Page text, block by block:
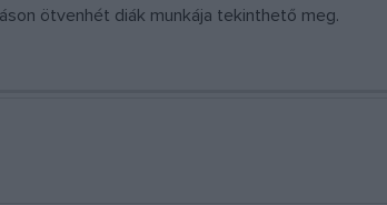
ötvenhét diák munkája tekinthető meg.